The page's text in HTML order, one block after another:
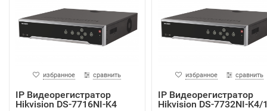
избранное сравнить
IP Видеорегистратор
Hikvision DS-7716NI-K4
избранное сравнить
IP Видеорегистратор
Hikvision DS-7732NI-K4/